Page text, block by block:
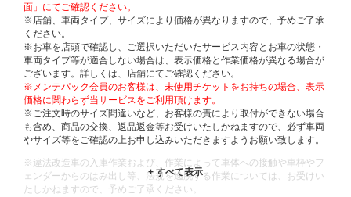
面」にてご確認ください。
※店舗、車両タイプ、サイズにより価格が異なりますので、予めご了承
ください。
※お車を店頭で確認し、ご選択いただいたサービス内容とお車の状態・
車両タイプ等が適合しない場合は、表示価格と作業価格が異なる場合が
ございます。詳しくは、店舗にてご確認ください。
※メンテパック会員のお客様は、未使用チケットをお持ちの場合、表示
価格に関わらず当サービスをご利用頂けます。
※ご注文時のサイズ間違いなど、お客様の責により取付ができない場合
も含め、商品の交換、返品返金等お受けいたしかねますので、必ず車両
やサイズ等をご確認の上お申し込みいただきますようお願い致します。
※違法改造車の入庫作業および、作業によって車体への接触や車枠やフ
ェンダーからのはみ出し等、法規を逸脱する作業については、お受けい
たしかねますので、予めご了承ください。